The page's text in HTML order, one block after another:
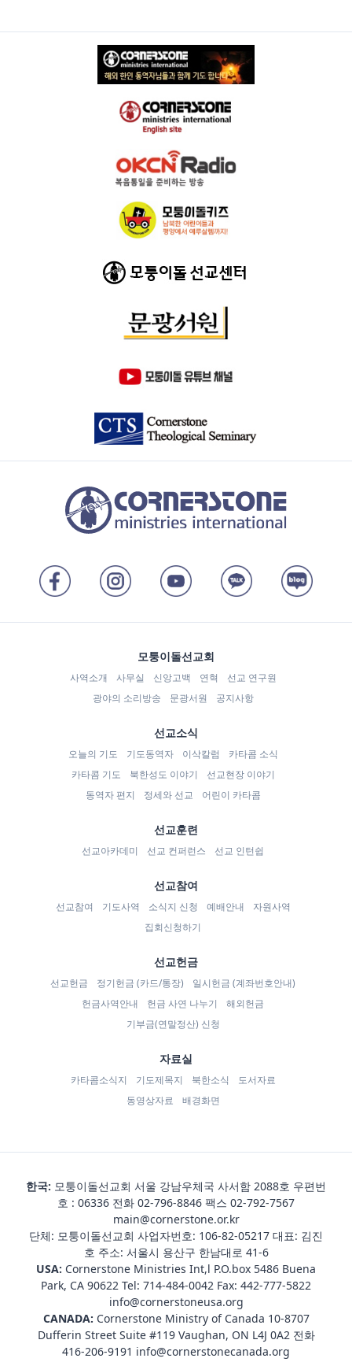
모퉁이돌선교회
사역소개 사무실 신앙고백 연혁
선교 연구원
광야의 소리방송
문광서원 공지사항
선교소식
오늘의 기도 기도동역자 이삭칼럼
카타콤 소식
카타콤 기도
북한성도 이야기
선교현장 이야기
동역자 편지
정세와 선교 어린이 카타콤
선교훈련
선교아카데미 선교 컨퍼런스 선교 인턴쉽
선교참여
선교참여 기도사역 소식지 신청 예배안내
자원사역
집회신청하기
선교헌금
선교헌금 정기헌금 (카드/통장)
일시헌금 (계좌번호안내)
헌금사역안내
헌금 사연 나누기
해외헌금
기부금(연말정산) 신청
자료실
카타콤소식지 기도제목지 북한소식
도서자료
동영상자료
배경화면
한국: 모퉁이돌선교회 서울 강남우체국 사서함 2088호 우편번
호 : 06336 전화 02-796-8846 팩스 02-792-7567
main@cornerstone.or.kr
단체: 모퉁이돌선교회 사업자번호: 106-82-05217 대표: 김진
호 주소: 서울시 용산구 한남대로 41-6
USA: Cornerstone Ministries Int,l P.O.box 5486 Buena
Park, CA 90622 Tel: 714-484-0042 Fax: 442-777-5822
info@cornerstoneusa.org
CANADA: Cornerstone Ministry of Canada 10-8707
Dufferin Street Suite #119 Vaughan, ON L4J 0A2 전화
416-206-9191 info@cornerstonecanada.org